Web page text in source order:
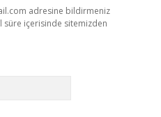
adresine bildirmeniz
süre içerisinde sitemizden